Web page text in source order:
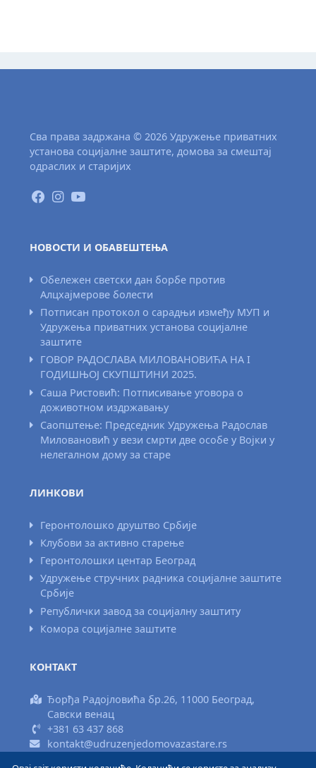
Сва права задржана © 2026 Удружење приватних
установа социјалне заштите, домова за смештај
одраслих и старијих
НОВОСТИ И ОБАВЕШТЕЊА
Обележен светски дан борбе против
Алцхајмерове болести
Потписан протокол о сарадњи између МУП и
Удружења приватних установа социјалне
заштите
ГОВОР РАДОСЛАВА МИЛОВАНОВИЋА НА I
ГОДИШЊОЈ СКУПШТИНИ 2025.
Саша Ристовић: Потписивање уговора о
доживотном издржавању
Саопштење: Председник Удружења Радослав
Миловановић у вези смрти две особе у Војки у
нелегалном дому за старе
ЛИНКОВИ
Геронтолошко друштво Србије
Клубови за активно старење
Геронтолошки центар Београд
Удружење стручних радника социјалне заштите
Србије
Републички завод за социјалну заштиту
Комора социјалне заштите
КОНТАКТ
Ђорђа Радојловића бр.26, 11000 Београд,
Савски венац
+381 63 437 868
kontakt@udruzenjedomovazastare.rs